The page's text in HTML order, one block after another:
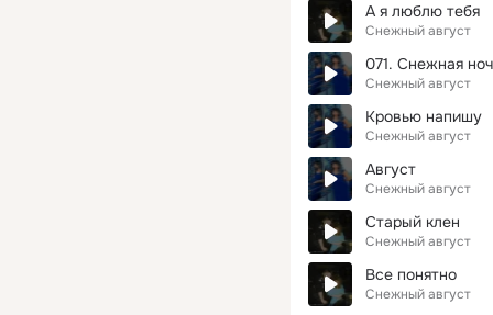
А я люблю тебя
Снежный август
071. Снежная
Снежный август
Кровью напишу
Снежный август
Август
Снежный август
Старый клен
Снежный август
Все понятно
Снежный август